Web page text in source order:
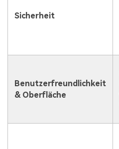
Sicherheit
Benutzerfreundlichkeit
& Oberfläche